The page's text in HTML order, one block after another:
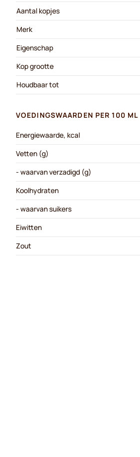
Aantal kopjes
Merk
Eigenschap
Kop grootte
Houdbaar tot
VOEDINGSWAARDEN PER 100 ML
Energiewaarde, kcal
Vetten (g)
- waarvan verzadigd (g)
Koolhydraten
- waarvan suikers
Eiwitten
Zout